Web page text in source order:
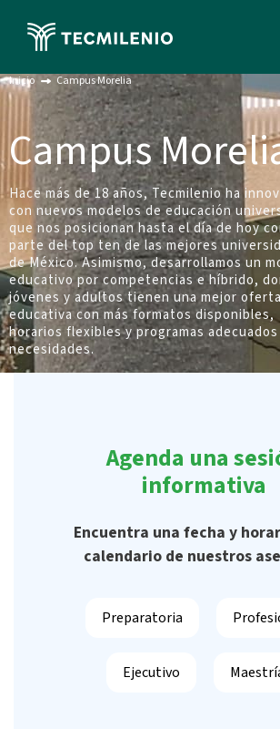
contenido
principal
Image
Inicio Campus Morelia
Campus
Hace más de 18 años, Tecmilenio ha
con nuevos modelos de educación
que nos posicionan hasta el día de hoy
parte del top ten de las mejores
de México. Asimismo, desarrollamos un
educativo por competencias e híbrido,
jóvenes y adultos tienen una mejor oferta
educativa con más formatos disponibles,
horarios flexibles y programas
necesidades.
Agenda una
informativa
Encuentra una fecha y
calendario de nuestros
Preparatoria
Ejecutivo